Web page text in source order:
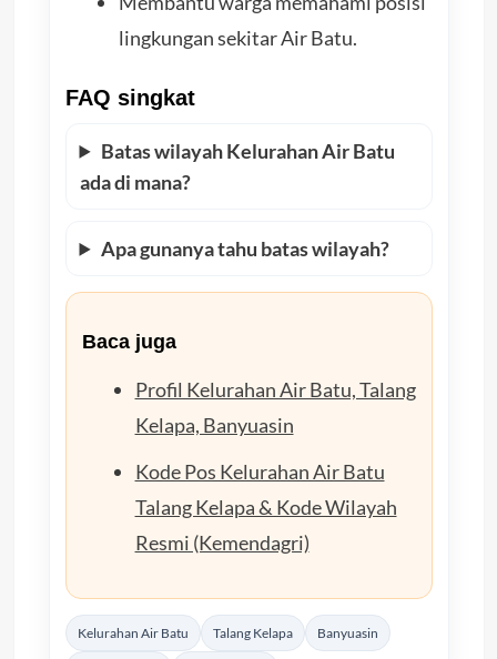
lingkungan sekitar Air Batu.
FAQ singkat
Batas wilayah Kelurahan Air Batu
ada di mana?
Apa gunanya tahu batas wilayah?
Baca juga
Profil Kelurahan Air Batu, Talang
Kelapa, Banyuasin
Kode Pos Kelurahan Air Batu
Talang Kelapa & Kode Wilayah
Resmi (Kemendagri)
Kelurahan Air Batu Talang Kelapa Banyuasin